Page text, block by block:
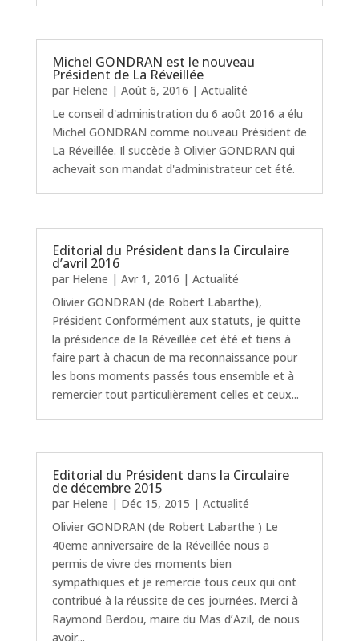
Michel GONDRAN est le nouveau
Président de La Réveillée
par Helene | Août 6, 2016 | Actualité
Le conseil d'administration du 6 août 2016 a élu
Michel GONDRAN comme nouveau Président de
La Réveillée. Il succède à Olivier GONDRAN qui
achevait son mandat d'administrateur cet été.
Editorial du Président dans la Circulaire
d’avril 2016
par Helene | Avr 1, 2016 | Actualité
Olivier GONDRAN (de Robert Labarthe),
Président Conformément aux statuts, je quitte
la présidence de la Réveillée cet été et tiens à
faire part à chacun de ma reconnaissance pour
les bons moments passés tous ensemble et à
remercier tout particulièrement celles et ceux...
Editorial du Président dans la Circulaire
de décembre 2015
par Helene | Déc 15, 2015 | Actualité
Olivier GONDRAN (de Robert Labarthe ) Le
40eme anniversaire de la Réveillée nous a
permis de vivre des moments bien
sympathiques et je remercie tous ceux qui ont
contribué à la réussite de ces journées. Merci à
Raymond Berdou, maire du Mas d’Azil, de nous
avoir...